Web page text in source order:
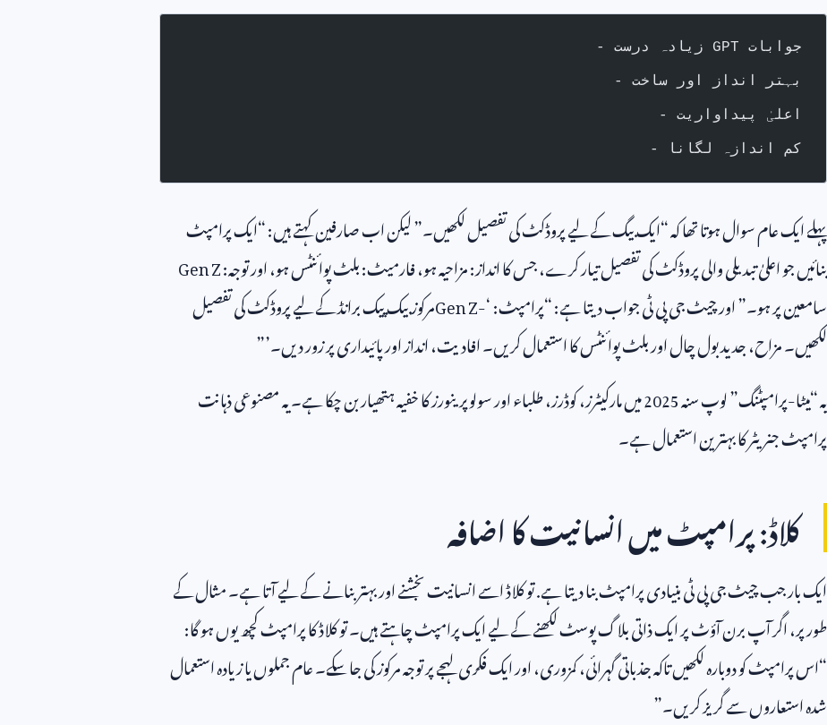
- زیادہ درست GPT جوابات
- بہتر انداز اور ساخت
- اعلیٰ پیداواریت
- کم اندازہ لگانا
پہلے ایک عام سوال ہوتا تھا کہ “ایک بیگ کے لیے پروڈکٹ کی تفصیل لکھیں۔” لیکن اب صارفین کہتے ہیں: “ایک پرامپٹ
بنائیں جو اعلیٰ تبدیلی والی پروڈکٹ کی تفصیل تیار کرے، جس کا انداز: مزاحیہ ہو، فارمیٹ: بلٹ پوائنٹس ہو، اور توجہ:Gen Z
سامعین پر ہو۔” اور چیٹ جی پی ٹی جواب دیتا ہے: “پرامپٹ: ‘Gen Z-مرکوز بیک پیک برانڈ کے لیے پروڈکٹ کی تفصیل
لکھیں۔ مزاح، جدید بول چال اور بلٹ پوائنٹس کا استعمال کریں۔ افادیت، انداز اور پائیداری پر زور دیں۔’”
یہ “میٹا-پرامپٹنگ” لوپ سنہ2025میں مارکیٹرز، کوڈرز، طلباء اور سولوپرینورز کا خفیہ ہتھیار بن چکا ہے۔ یہ مصنوعی ذہانت
پرامپٹ جنریٹر کا بہترین استعمال ہے۔
کلاڈ: پرامپٹ میں انسانیت کا اضافہ
ایک بار جب چیٹ جی پی ٹی بنیادی پرامپٹ بنا دیتا ہے. تو کلاڈ اسے انسانیت بخشنے اور بہتر بنانے کے لیے آتا ہے۔ مثال کے
طور پر، اگر آپ برن آؤٹ پر ایک ذاتی بلاگ پوسٹ لکھنے کے لیے ایک پرامپٹ چاہتے ہیں۔ تو کلاڈ کا پرامپٹ کچھ یوں ہو گا:
“اس پرامپٹ کو دوبارہ لکھیں تاکہ جذباتی گہرائی، کمزوری، اور ایک فکری لہجے پر توجہ مرکوز کی جا سکے۔ عام جملوں یا زیادہ استعمال
شدہ استعاروں سے گریز کریں۔”